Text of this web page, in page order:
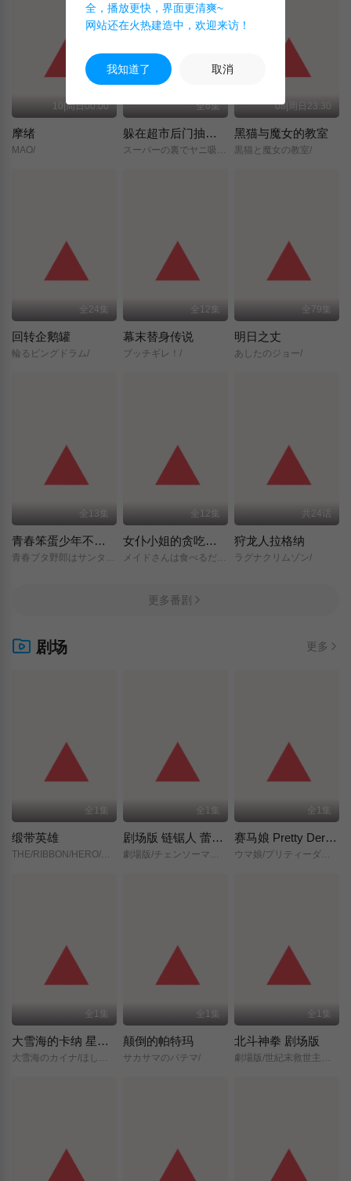
10|周日00:00
摩绪
MAO/
全6集
躲在超市后门抽烟的两人
スーパーの裏でヤニ吸うふたり/
08|周日23:30
黑猫与魔女的教室
黒猫と魔女の教室/
全24集
回转企鹅罐
輪るピングドラム/
全12集
幕末替身传说
ブッチギレ！/
全79集
明日之丈
あしたのジョー/
全13集
青春笨蛋少年不做圣诞服女郎的梦
全12集
女仆小姐的贪吃日常
メイドさんは食べるだけ/
共24话
狩龙人拉格纳
ラグナクリムゾン/
更多番剧
剧场 更多
全1集
缎带英雄
全1集
剧场版 链锯人 蕾塞篇(正式版)
全1集
赛马娘 Pretty Derby 新时代之门
全1集
大雪海的卡纳 星之贤者
大雪海のカイナ/ほしのけんじゃ/
全1集
颠倒的帕特玛
サカサマのパテマ/
全1集
北斗神拳 剧场版
劇場版/世紀末救世主伝説/北斗の拳/
全，播放更快，界面更清爽~
网站还在火热建造中，欢迎来访！
我知道了 取消